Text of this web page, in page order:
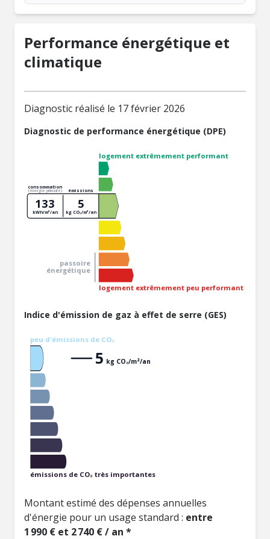
Performance énergétique et
climatique
Diagnostic réalisé le 17 février 2026
Diagnostic de performance énergétique (DPE)
logement extrêmement performant
logement extrêmement peu performant
passoire
énergétique
consommation
(énergie primaire) émissions
133
kWh/m²/an
5
kg CO₂/m²/an
Indice d'émission de gaz à effet de serre (GES)
peu d'émissions de CO₂
émissions de CO₂ très importantes
5 kg CO₂/m²/an
Montant estimé des dépenses annuelles
d'énergie pour un usage standard : entre
1 990 € et 2 740 € / an *